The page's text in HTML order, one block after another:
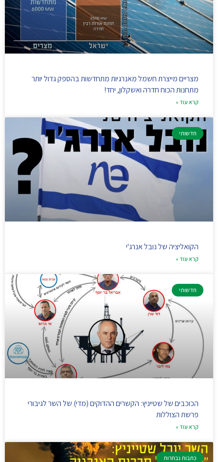
מצריים מייצרת חשמל מאנרגיות מתחדשות בהספק גדול יותר
מתחנות הכוח חדרה ואשקלון, יחד!
קרא עוד »
חדשותי
הקואליציה של נובל אנרג'י
קרא עוד »
חדשותי
הכוכבים של שטייניץ: הקשרים ההדוקים (מדי) של השר לגיבורי
פרשת הצוללות
קרא עוד »
כתבות נבחרות